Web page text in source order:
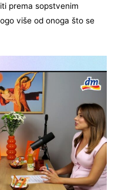
prema sopstvenim
više od onoga što se